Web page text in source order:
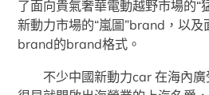
了面向貴氣奢華電動越野市場的“
新動力市場的“嵐圖”brand，以及
brand的brand格式。
不少中國新動力car 在海內廣